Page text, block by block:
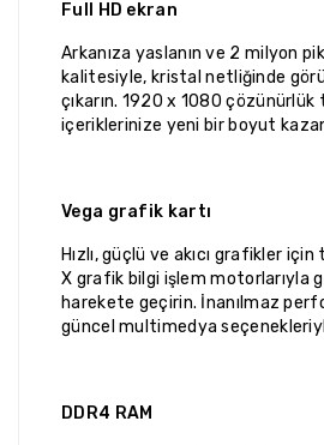
Full HD ekran
Arkanıza yaslanın ve 2 milyon
kalitesiyle, kristal netliğinde
çıkarın. 1920 x 1080 çözünürlük
içeriklerinize yeni bir boyut
Vega grafik kartı
Hızlı, güçlü ve akıcı grafikler
X grafik bilgi işlem motorlarıyla
harekete geçirin. İnanılmaz
güncel multimedya
DDR4 RAM